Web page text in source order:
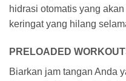
hidrasi otomatis yang
keringat yang hilang
PRELOADED
Biarkan jam tangan Anda